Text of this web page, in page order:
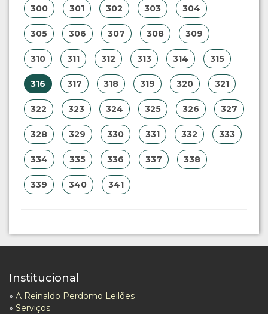
300 301 302 303 304
305 306 307 308 309
310 311 312 313 314 315
316 317 318 319 320 321
322 323 324 325 326 327
328 329 330 331 332 333
334 335 336 337 338
339 340 341
Institucional
» A Reinaldo Perdomo Leilões
» Serviços